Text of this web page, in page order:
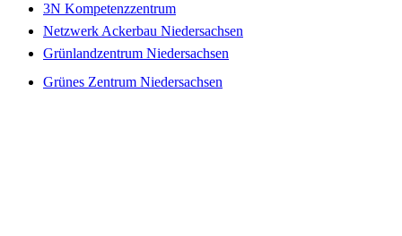
3N Kompetenzzentrum
Netzwerk Ackerbau Niedersachsen
Grünlandzentrum Niedersachsen
Grünes Zentrum Niedersachsen